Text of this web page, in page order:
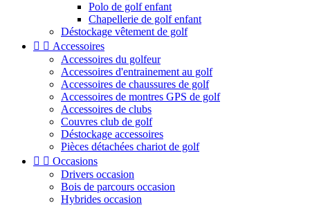
Polo de golf enfant
Chapellerie de golf enfant
Déstockage vêtement de golf
  Accessoires
Accessoires du golfeur
Accessoires d'entrainement au golf
Accessoires de chaussures de golf
Accessoires de montres GPS de golf
Accessoires de clubs
Couvres club de golf
Déstockage accessoires
Pièces détachées chariot de golf
  Occasions
Drivers occasion
Bois de parcours occasion
Hybrides occasion